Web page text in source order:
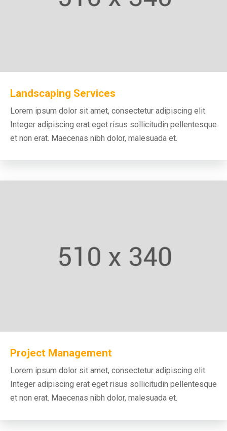
Landscaping Services
Lorem ipsum dolor sit amet, consectetur adipiscing elit.
Integer adipiscing erat eget risus sollicitudin pellentesque
et non erat. Maecenas nibh dolor, malesuada et.
Project Management
Lorem ipsum dolor sit amet, consectetur adipiscing elit.
Integer adipiscing erat eget risus sollicitudin pellentesque
et non erat. Maecenas nibh dolor, malesuada et.